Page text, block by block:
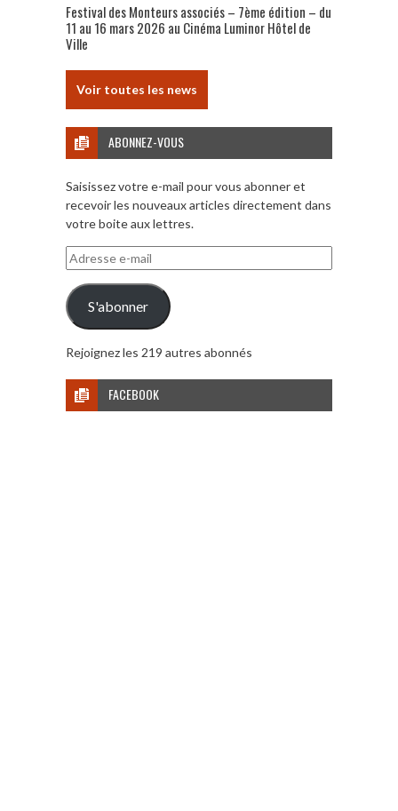
Festival des Monteurs associés – 7ème édition – du
11 au 16 mars 2026 au Cinéma Luminor Hôtel de
Ville
Voir toutes les news
ABONNEZ-VOUS
Saisissez votre e-mail pour vous abonner et
recevoir les nouveaux articles directement dans
votre boite aux lettres.
Adresse
e-
mail
S'abonner
Rejoignez les 219 autres abonnés
FACEBOOK